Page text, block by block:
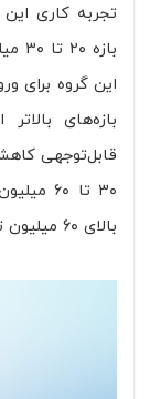
این گروه برای
۳۰ تا
بالای ۶۰ میلیون تومان بسیار اندک است.